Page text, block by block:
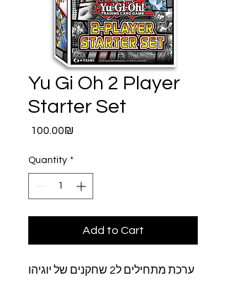
Yu Gi Oh 2 Player
Starter Set
‏100.00 ‏₪
Quantity *
Add to Cart
ערכת מתחילים ל2 שחקנים של יוגיהו